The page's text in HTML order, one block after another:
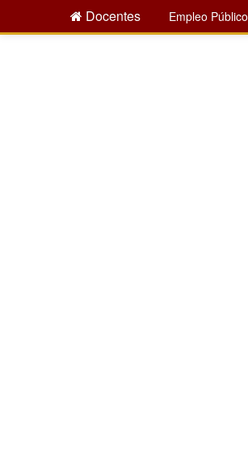
Docentes Empleo Público